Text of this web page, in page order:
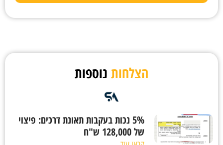
הצלחות נוספות
5% נכות בעקבות תאונת דרכים: פיצוי
של 128,000 ש"ח